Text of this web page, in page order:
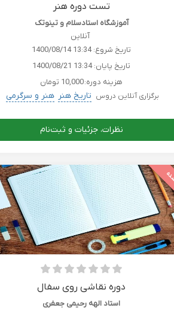
تست دوره هنر
آموزشگاه استادسلام و تینوتک
آنلاین
تاریخ شروع:1400/08/14 13:34
تاریخ پایان:1400/08/21 13:34
هزینه دوره:10,000 تومان
برگزاری آنلاین دروس تاریخ هنر هنر و سرگرمی
نظرات، جزئیات و ثبت‌نام
دوره نقاشی روی سفال
استاد الهه رحیمی جعفری